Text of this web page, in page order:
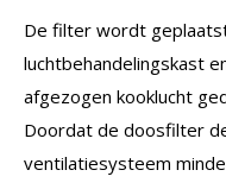
De filter wordt
luchtbehandelingskast
afgezogen kooklucht
Doordat de doosfilter
ventilatiesysteem